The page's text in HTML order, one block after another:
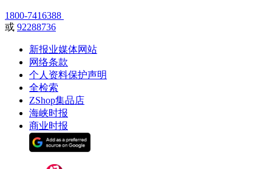
1800-7416388
或 92288736
新报业媒体网站
网络条款
个人资料保护声明
全检索
ZShop集品店
海峡时报
商业时报